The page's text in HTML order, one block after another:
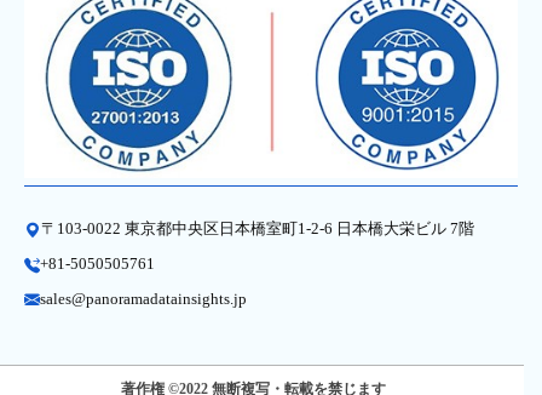
〒103-0022 東京都中央区日本橋室町1-2-6 日本橋大栄ビル 7階
+81-5050505761
sales@panoramadatainsights.jp
著作権 ©2022 無断複写・転載を禁じます